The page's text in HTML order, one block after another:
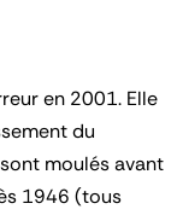
en 2001. Elle
du
moulés avant
1946 (tous